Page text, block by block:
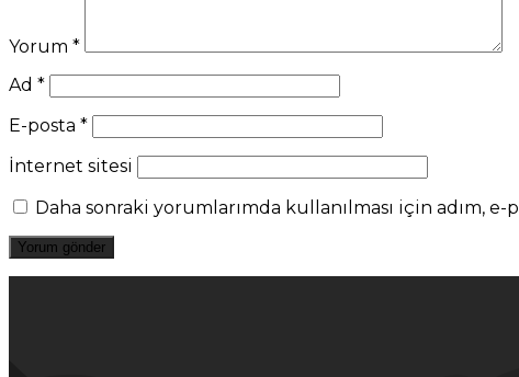
Yorum *
Ad *
E-posta *
İnternet sitesi
Daha sonraki yorumlarımda kullanılması için adım,